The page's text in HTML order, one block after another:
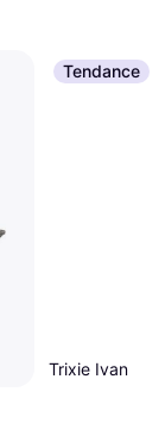
Tendance
Trixie Ivan